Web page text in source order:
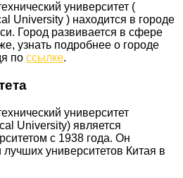
университет (
University ) находится в городе
Город развивается в сфере
узнать подробнее о городе
по ссылке.
университет
University) является
с 1938 года. Он
университетов Китая в